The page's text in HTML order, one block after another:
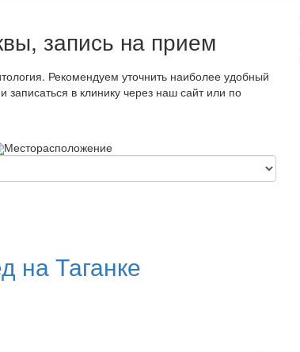
запись на прием
Рекомендуем уточнить наиболее удобный
в клинику через наш сайт или по
Месторасположение
на Таганке